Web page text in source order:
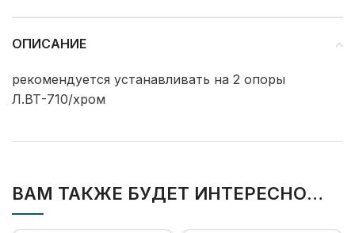
ОПИСАНИЕ
рекомендуется устанавливать на 2 опоры
Л.ВТ-710/хром
ВАМ ТАКЖЕ БУДЕТ ИНТЕРЕСНО…